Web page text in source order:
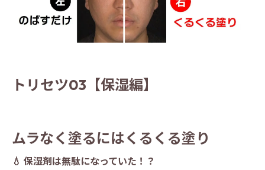
トリセツ03【保湿編】
ムラなく塗るにはくるくる塗り
💧 保湿剤は無駄になっていた！？